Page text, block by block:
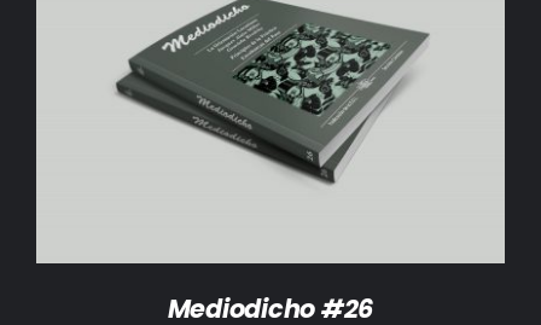
DETALLES
Mediodicho #26